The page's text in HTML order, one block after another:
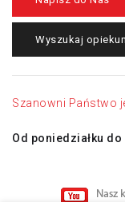
Wyszukaj
Szanowni Państwo
Od poniedziałku